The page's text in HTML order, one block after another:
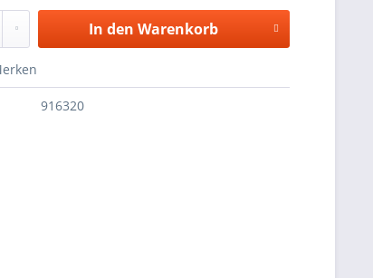
In den Warenkorb
916320